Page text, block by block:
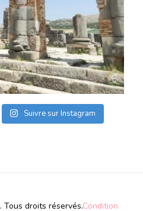
Suivre sur Instagram
. Tous droits réservés.Condition